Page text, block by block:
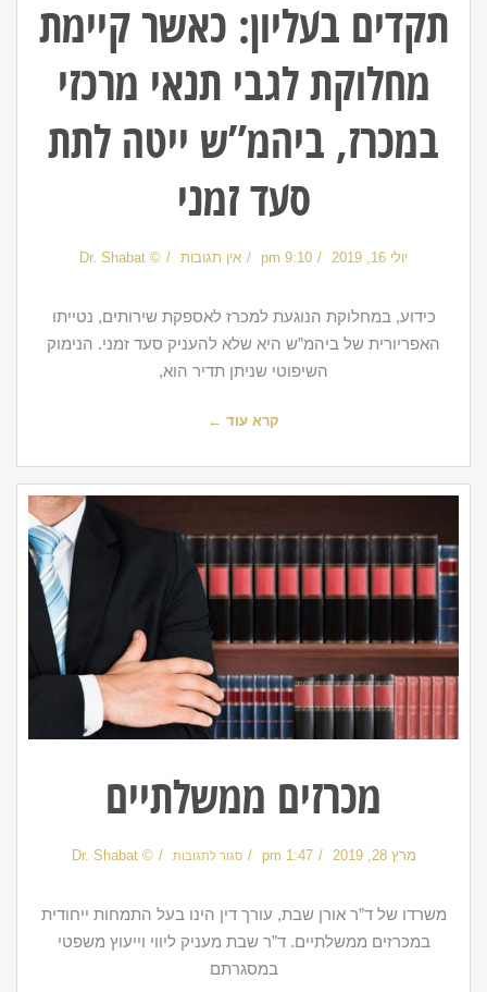
תקדים בעליון: כאשר קיימת
מחלוקת לגבי תנאי מרכזי
במכרז, ביהמ”ש ייטה לתת
סעד זמני
יולי 16, 2019 9:10 pm אין תגובות © Dr. Shabat
כידוע, במחלוקת הנוגעת למכרז לאספקת שירותים, נטייתו
האפריורית של ביהמ”ש היא שלא להעניק סעד זמני. הנימוק
השיפוטי שניתן תדיר הוא,
קרא עוד ←
מכרזים ממשלתיים
מרץ 28, 2019 1:47 pm סגור לתגובות מכרזים
ממשלתיים
© Dr. Shabat
משרדו של ד”ר אורן שבת, עורך דין הינו בעל התמחות ייחודית
במכרזים ממשלתיים. ד”ר שבת מעניק ליווי וייעוץ משפטי
במסגרתם